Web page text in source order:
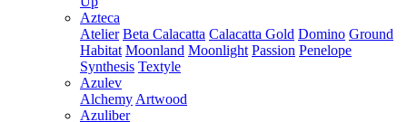
Azteca
Atelier Beta Calacatta Calacatta Gold Domino Ground
Habitat Moonland Moonlight Passion Penelope
Synthesis Textyle
Azulev
Alchemy Artwood
Azuliber